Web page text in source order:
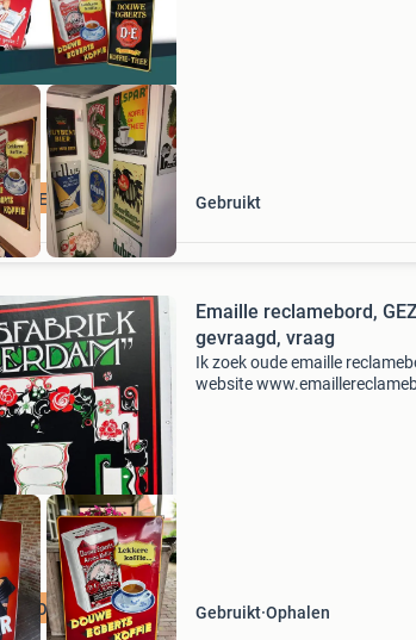
Gebruikt
GEZOCHT
Emaille reclamebord, GEZOCHT
gevraagd, vraag
Ik zoek oude emaille
website
Gebruikt Ophalen